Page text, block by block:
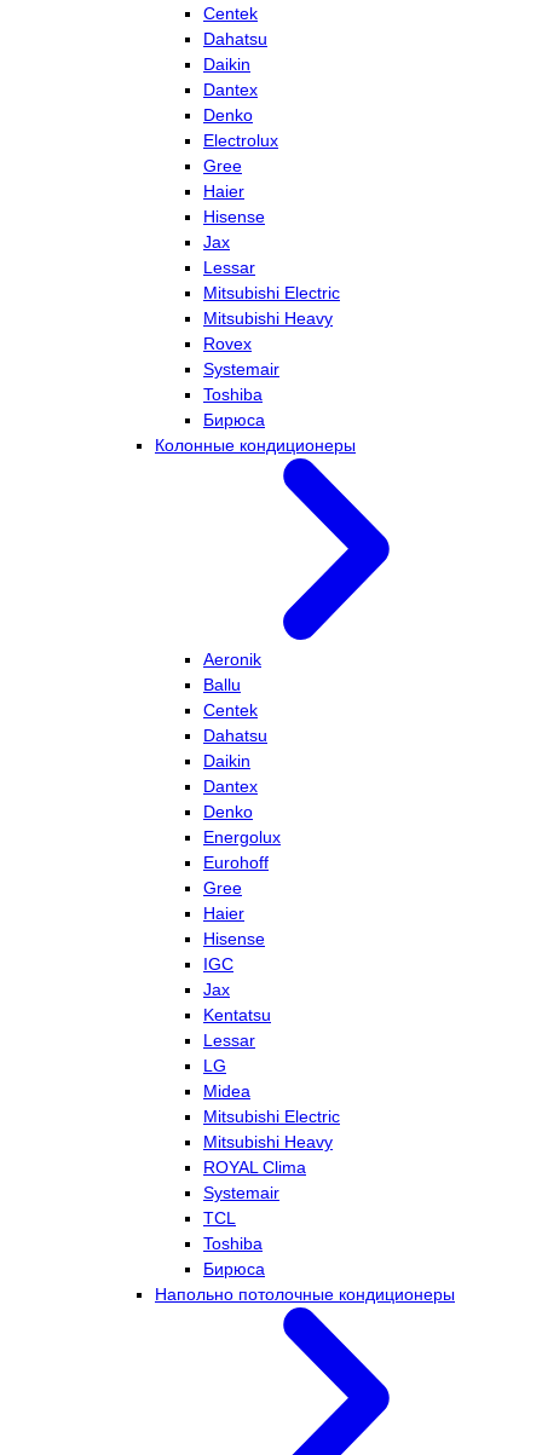
Centek
Dahatsu
Daikin
Dantex
Denko
Electrolux
Gree
Haier
Hisense
Jax
Lessar
Mitsubishi Electric
Mitsubishi Heavy
Rovex
Systemair
Toshiba
Бирюса
Колонные кондиционеры
Aeronik
Ballu
Centek
Dahatsu
Daikin
Dantex
Denko
Energolux
Eurohoff
Gree
Haier
Hisense
IGC
Jax
Kentatsu
Lessar
LG
Midea
Mitsubishi Electric
Mitsubishi Heavy
ROYAL Clima
Systemair
TCL
Toshiba
Бирюса
Напольно потолочные кондиционеры